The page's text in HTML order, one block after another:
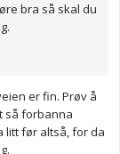
bra så skal du
er fin. Prøv å
så forbanna
litt før altså, for da